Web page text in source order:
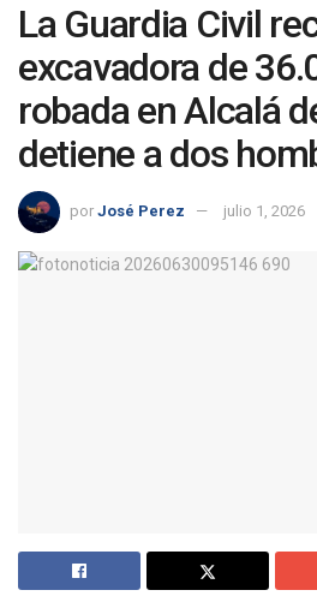
La Guardia Civil
excavadora de
robada en Alcalá
detiene a dos
por José Perez julio 1, 2026